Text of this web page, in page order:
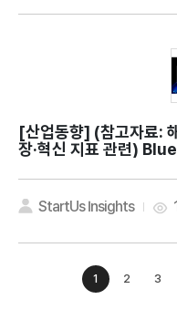
[산업동향]
장·혁신 지표 관련)
StartUs Insights
1 2 3